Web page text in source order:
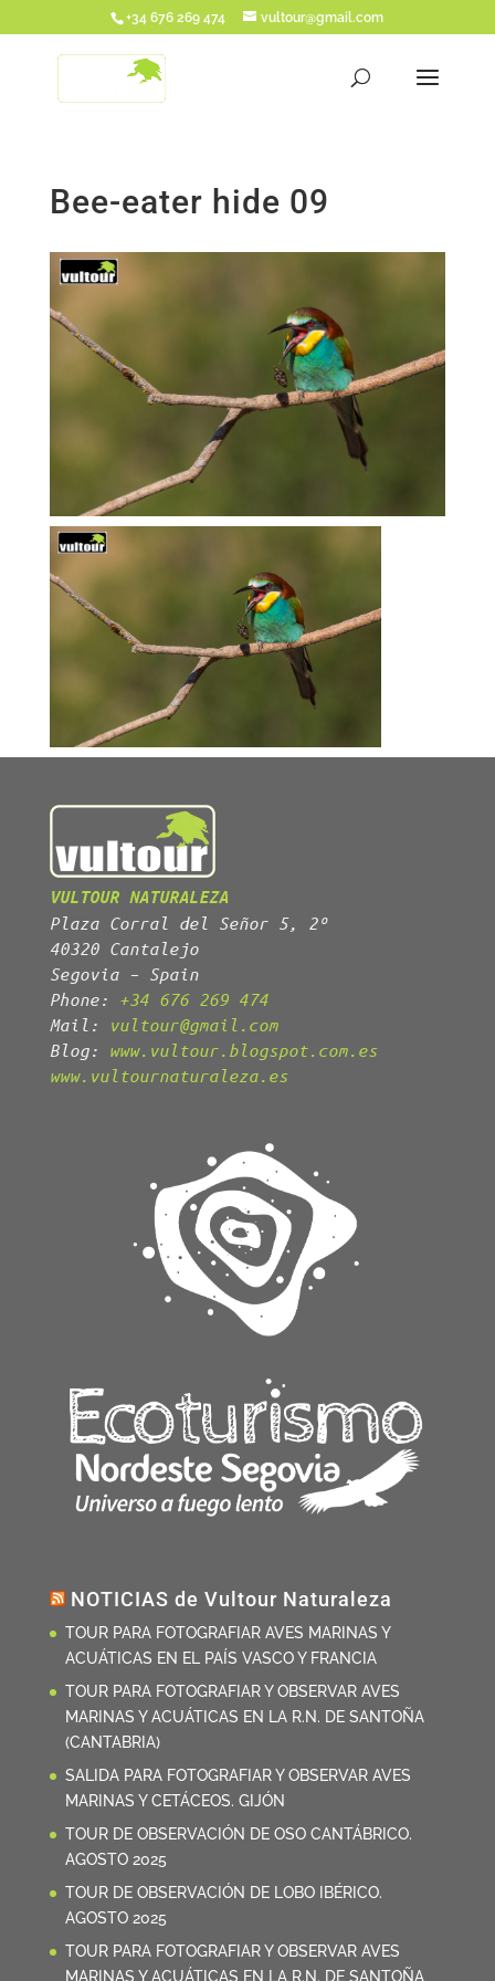
+34 676 269 474 vultour@gmail.com
Bee-eater hide 09
VULTOUR NATURALEZA
Plaza Corral del Señor 5, 2º
40320 Cantalejo
Segovia – Spain
Phone: +34 676 269 474
Mail:
vultour@gmail.com
Blog: www.vultour.blogspot.com.es
www.vultournaturaleza.es
NOTICIAS de Vultour Naturaleza
TOUR PARA FOTOGRAFIAR AVES MARINAS Y
ACUÁTICAS EN EL PAÍS VASCO Y FRANCIA
TOUR PARA FOTOGRAFIAR Y OBSERVAR AVES
MARINAS Y ACUÁTICAS EN LA R.N. DE SANTOÑA
(CANTABRIA)
SALIDA PARA FOTOGRAFIAR Y OBSERVAR AVES
MARINAS Y CETÁCEOS. GIJÓN
TOUR DE OBSERVACIÓN DE OSO CANTÁBRICO.
AGOSTO 2025
TOUR DE OBSERVACIÓN DE LOBO IBÉRICO.
AGOSTO 2025
TOUR PARA FOTOGRAFIAR Y OBSERVAR AVES
MARINAS Y ACUÁTICAS EN LA R.N. DE SANTOÑA